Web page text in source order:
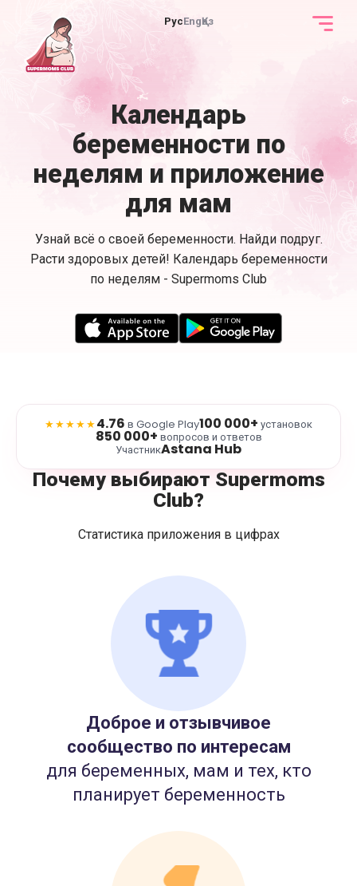
РусEngҚаз
Календарь
беременности по
неделям и приложение
для мам
Узнай всё о своей беременности. Найди подруг.
Расти здоровых детей! Календарь беременности
по неделям - Supermoms Club
★★★★★4.76 в Google Play100 000+ установок
850 000+ вопросов и ответов
УчастникAstana Hub
Почему выбирают Supermoms
Club?
Статистика приложения в цифрах
Доброе и отзывчивое
сообщество по интересам
для беременных, мам и тех, кто
планирует беременность